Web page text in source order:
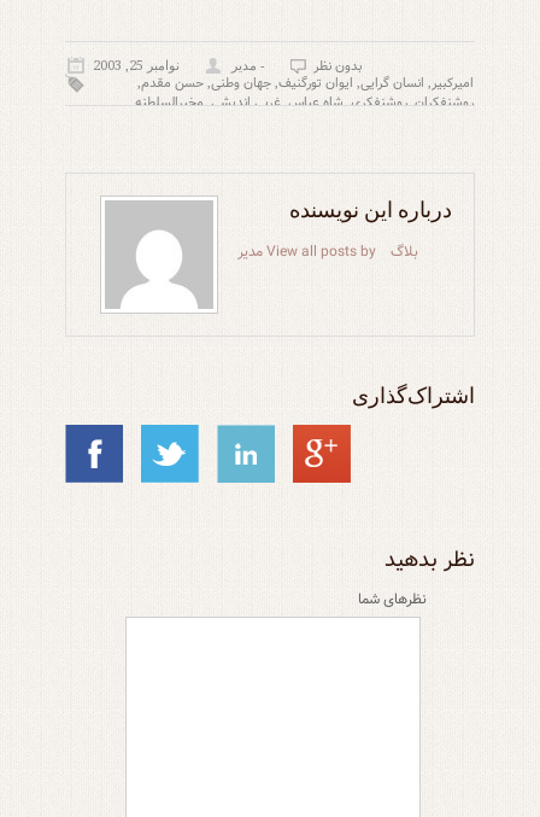
نوامبر 25, 2003 - مدیر بدون نظر
امیرکبیر, انسان‌ گرایی, ایوان تورگنیف, جهان وطنی, حسن مقدم,
روشنفکران,روشنفکری,شاه عباس,غربی اندیشی,مخبرالسلطنه
درباره این نویسنده
View all posts by مدیر بلاگ
اشتراک‌گذاری
نظر بدهید
نظر‌های شما